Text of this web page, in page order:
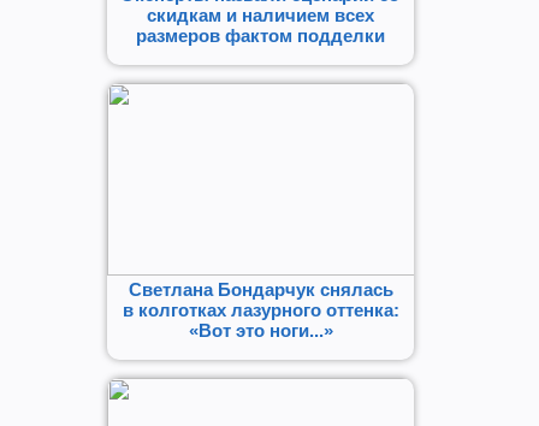
скидкам и наличием всех
размеров фактом подделки
Светлана Бондарчук снялась
в колготках лазурного оттенка:
«Вот это ноги...»